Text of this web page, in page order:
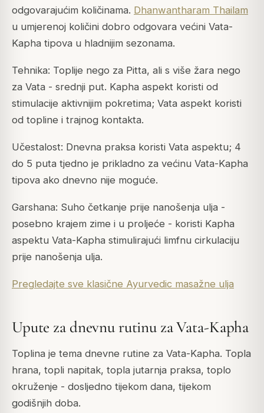
odgovarajućim količinama. Dhanwantharam Thailam
u umjerenoj količini dobro odgovara većini Vata-
Kapha tipova u hladnijim sezonama.
Tehnika: Toplije nego za Pitta, ali s više žara nego
za Vata - srednji put. Kapha aspekt koristi od
stimulacije aktivnijim pokretima; Vata aspekt koristi
od topline i trajnog kontakta.
Učestalost: Dnevna praksa koristi Vata aspektu; 4
do 5 puta tjedno je prikladno za većinu Vata-Kapha
tipova ako dnevno nije moguće.
Garshana: Suho četkanje prije nanošenja ulja -
posebno krajem zime i u proljeće - koristi Kapha
aspektu Vata-Kapha stimulirajući limfnu cirkulaciju
prije nanošenja ulja.
Pregledajte sve klasične Ayurvedic masažne ulja
Upute za dnevnu rutinu za Vata-Kapha
Toplina je tema dnevne rutine za Vata-Kapha. Topla
hrana, topli napitak, topla jutarnja praksa, toplo
okruženje - dosljedno tijekom dana, tijekom
godišnjih doba.